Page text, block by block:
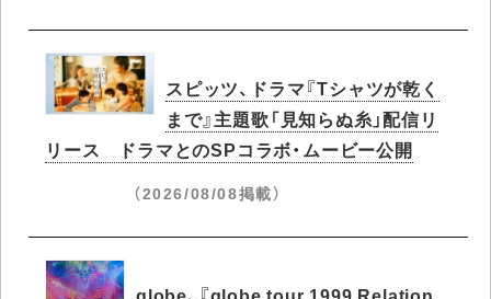
スピッツ、ドラマ『Tシャツが乾く
まで』主題歌「見知らぬ糸」配信リ
リース ドラマとのSPコラボ・ムービー公開
（2026/08/08掲載）